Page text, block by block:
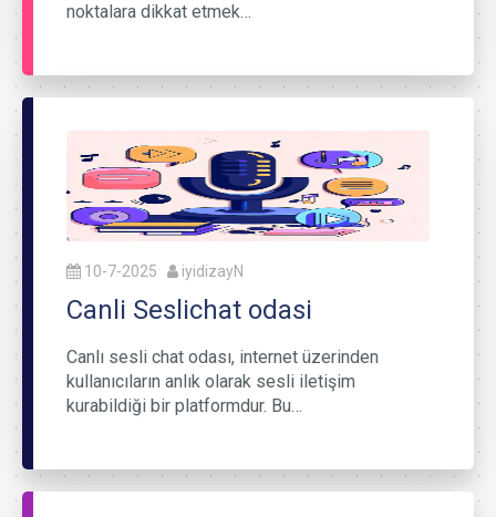
noktalara dikkat etmek…
10-7-2025 iyidizayN
Canli Seslichat odasi
Canlı sesli chat odası, internet üzerinden
kullanıcıların anlık olarak sesli iletişim
kurabildiği bir platformdur. Bu…